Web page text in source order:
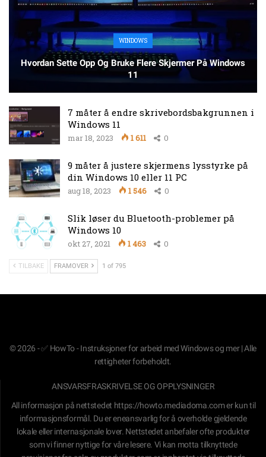
WINDOWS
Hvordan Sette Opp Og Bruke Flere Skjermer På Windows
11
7 måter å endre skrivebordsbakgrunnen i
Windows 11
mar 18, 2023 1 611 0
9 måter å justere skjermens lysstyrke på
din Windows 10 eller 11 PC
aug 18, 2023 1 546 0
Slik løser du Bluetooth-problemer på
Windows 10
okt 27, 2021 1 463 0
TILBAKE FRAMOVER 1 of 795
© 2026 - ✅ HowTo - Instruksjoner for arbeid med Windows og mer | Alle
rettigheter forbeholdt.
ANSVARSFRASKRIVELSE OG OPPLYSNINGER
All informasjon på nettstedet https://howto.mediadoma.comer kun til
informasjonsformål. Du er eneansvarlig for å overholde gjeldende
lokale eller internasjonale lover. Nettstedet anbefaler ofte produkter
som vi finner nyttige for våre lesere. Vi kan motta tilknyttede